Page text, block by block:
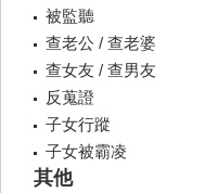
被監聽
查老公 / 查老婆
查女友 / 查男友
反蒐證
子女行蹤
子女被霸凌
其他